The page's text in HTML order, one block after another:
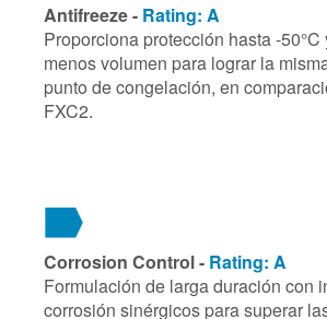
Antifreeze - Rating: A
Proporciona protección hasta -
menos volumen para lograr la
punto de congelación, en
FXC2.
Corrosion Control - Rating: A
Formulación de larga duración con
corrosión sinérgicos para superar